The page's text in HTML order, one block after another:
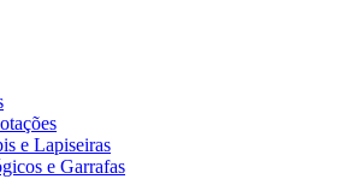
e Lapiseiras
e Garrafas